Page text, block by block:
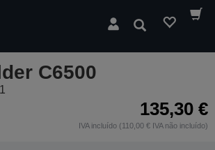
Pesquisar
C6500
135,30 €
IVA incluído (110,00 € IVA não incluído)